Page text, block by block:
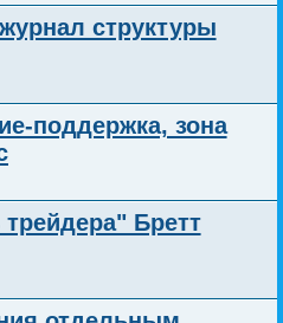
структуры
поддержка, зона
Бретт